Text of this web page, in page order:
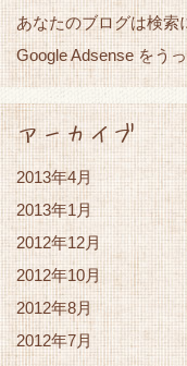
あなたのブログは検索
Google Adsense をう
アーカイブ
2013年4月
2013年1月
2012年12月
2012年10月
2012年8月
2012年7月